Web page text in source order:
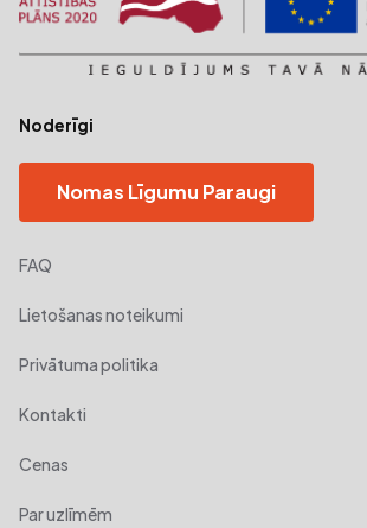
Noderīgi
Nomas Līgumu Paraugi
FAQ
Lietošanas noteikumi
Privātuma politika
Kontakti
Cenas
Par uzlīmēm